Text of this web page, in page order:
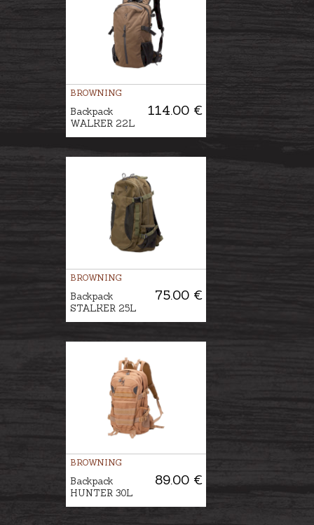
BROWNING
114.00 €
Backpack
WALKER 22L
BROWNING
75.00 €
Backpack
STALKER 25L
BROWNING
89.00 €
Backpack
HUNTER 30L